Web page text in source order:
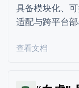
具备模块化、
适配与跨平台部
查看文档